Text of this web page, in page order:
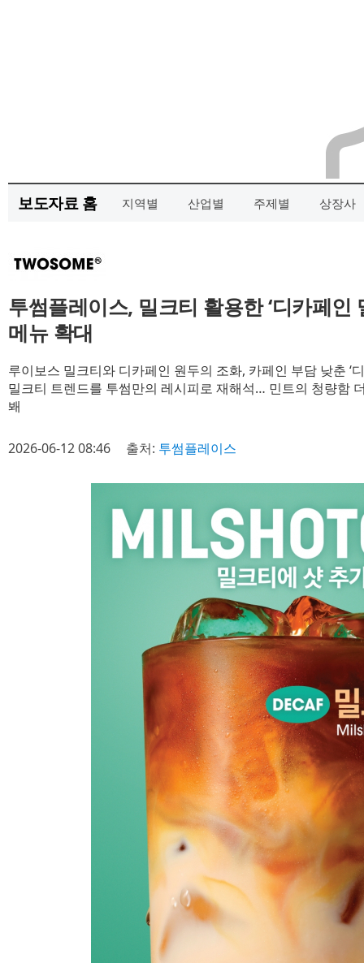
보도자료 홈 지역별 산업별 주제별 상장사
투썸플레이스, 밀크티 활용한 ‘디카페인
메뉴 확대
루이보스 밀크티와 디카페인 원두의 조화, 카페인 부담 낮춘 ‘
밀크티 트렌드를 투썸만의 레시피로 재해석… 민트의 청량함
봬
2026-06-12 08:46 출처: 투썸플레이스